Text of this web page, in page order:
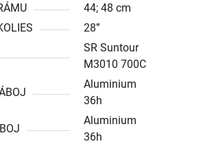
44; 48 cm
28”
SR Suntour
M3010 700C
Aluminium
36h
Aluminium
36h